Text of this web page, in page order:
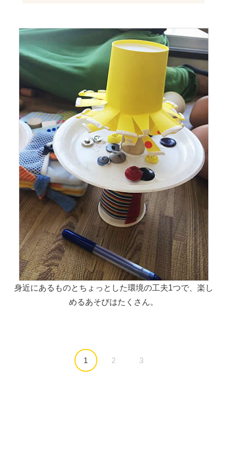
身近にあるものとちょっとした環境の工夫1つで、楽し
めるあそびはたくさん。
1 2 3